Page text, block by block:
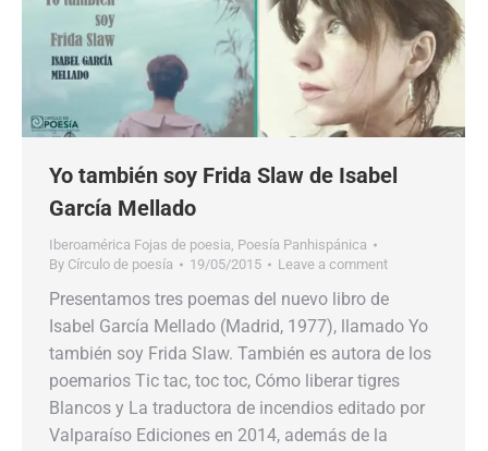
Yo también soy Frida Slaw de Isabel
García Mellado
Iberoamérica Fojas de poesia, Poesía Panhispánica
By Círculo de poesía 19/05/2015 Leave a comment
Presentamos tres poemas del nuevo libro de
Isabel García Mellado (Madrid, 1977), llamado Yo
también soy Frida Slaw. También es autora de los
poemarios Tic tac, toc toc, Cómo liberar tigres
Blancos y La traductora de incendios editado por
Valparaíso Ediciones en 2014, además de la